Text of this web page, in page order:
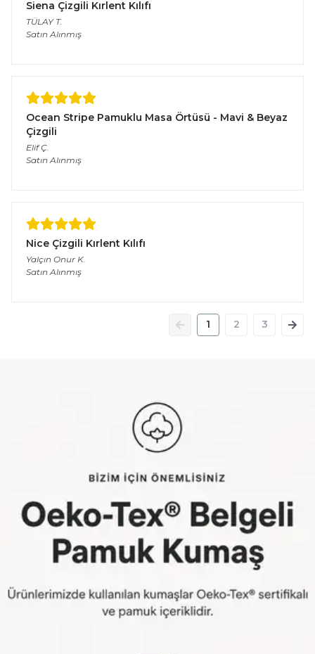
Siena Çizgili Kırlent Kılıfı
TÜLAY T.
Satın Alınmış
Ocean Stripe Pamuklu Masa Örtüsü - Mavi & Beyaz
Çizgili
Elif Ç.
Satın Alınmış
Nice Çizgili Kırlent Kılıfı
Yalçın Onur K.
Satın Alınmış
1 2 3